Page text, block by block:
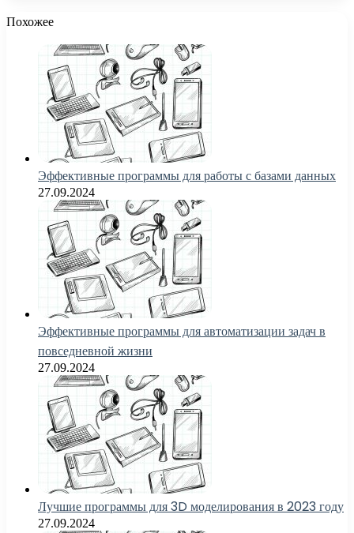
Похожее
Эффективные программы для работы с базами данных
27.09.2024
Эффективные программы для автоматизации задач в
повседневной жизни
27.09.2024
Лучшие программы для 3D моделирования в 2023 году
27.09.2024